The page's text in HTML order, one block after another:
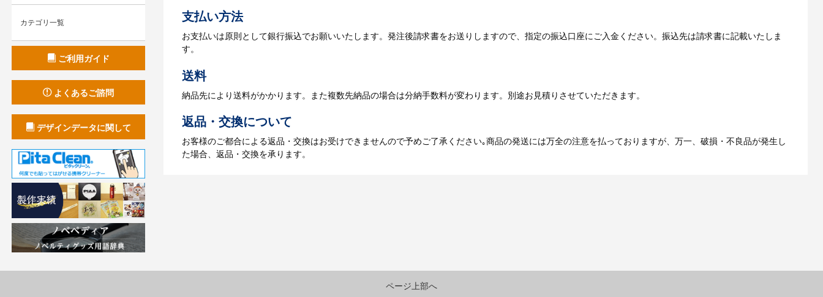
4.納品
【名入れをする場合】データのご入稿後３週間程度で納品となります。
【名入れなしの場合】在庫がある場合、3～5営業日程度で納品となります。
支払い方法
お支払いは原則として銀行振込でお願いいたします。発注後請求書をお送りしますので、指定の振込口座にご入金ください。振込先は請求書に記載いたしま
す。
送料
納品先により送料がかかります。また複数先納品の場合は分納手数料が変わります。別途お見積りさせていただきます。
返品・交換について
お客様のご都合による返品・交換はお受けできませんので予めご了承ください｡商品の発送には万全の注意を払っておりますが、万一、破損・不良品が発生し
た場合、返品・交換を承ります。
カテゴリ一覧
ご利用ガイド
よくあるご諮問
デザインデータに関して
ページ上部へ